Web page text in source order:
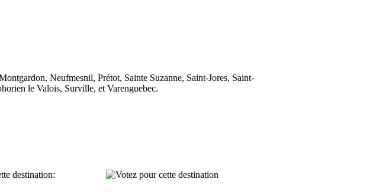
Neufmesnil, Prétot, Sainte Suzanne, Saint-Jores, Saint-
le Valois, Surville, et Varenguebec.
destination: